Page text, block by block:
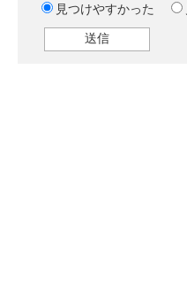
見つけやすかった